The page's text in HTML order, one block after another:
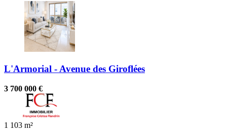
L'Armorial - Avenue des Giroflées
3 700 000 €
1 103 m²